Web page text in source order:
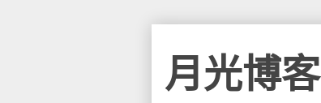
月光博客